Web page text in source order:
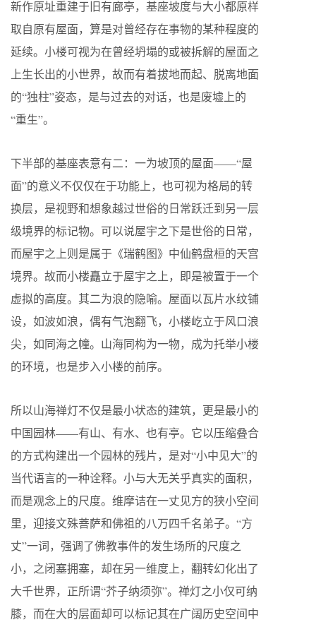
新作原址重建于旧有廊亭，基座坡度与大小都原样
取自原有屋面，算是对曾经存在事物的某种程度的
延续。小楼可视为在曾经坍塌的或被拆解的屋面之
上生长出的小世界，故而有着拔地而起、脱离地面
的“独柱”姿态，是与过去的对话，也是废墟上的
“重生”。
下半部的基座表意有二：一为坡顶的屋面——“屋
面”的意义不仅仅在于功能上，也可视为格局的转
换层，是视野和想象越过世俗的日常跃迁到另一层
级境界的标记物。可以说屋宇之下是世俗的日常，
而屋宇之上则是属于《瑞鹤图》中仙鹤盘桓的天宫
境界。故而小楼矗立于屋宇之上，即是被置于一个
虚拟的高度。其二为浪的隐喻。屋面以瓦片水纹铺
设，如波如浪，偶有气泡翻飞，小楼屹立于风口浪
尖，如同海之幢。山海同构为一物，成为托举小楼
的环境，也是步入小楼的前序。
所以山海禅灯不仅是最小状态的建筑，更是最小的
中国园林——有山、有水、也有亭。它以压缩叠合
的方式构建出一个园林的残片，是对“小中见大”的
当代语言的一种诠释。小与大无关乎真实的面积，
而是观念上的尺度。维摩诘在一丈见方的狭小空间
里，迎接文殊菩萨和佛祖的八万四千名弟子。“方
丈”一词，强调了佛教事件的发生场所的尺度之
小，之闭塞拥塞，却在另一维度上，翻转幻化出了
大千世界，正所谓“芥子纳须弥”。禅灯之小仅可纳
膝，而在大的层面却可以标记其在广阔历史空间中